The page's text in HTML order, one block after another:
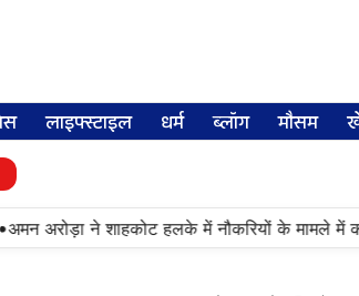
लाइफ्स्टाइल धर्म ब्लॉग मौसम
अमन अरोड़ा ने शाहकोट हलके में नौकरियों के मामले में